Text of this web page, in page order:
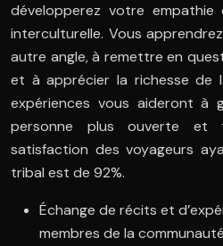
développerez votre
interculturelle. Vous
autre angle, à remettre en
et à apprécier la richesse de
expériences vous aideront à
personne plus ouverte et
satisfaction des voyageurs
tribal est de 92%.
Échange de récits et
membres de la